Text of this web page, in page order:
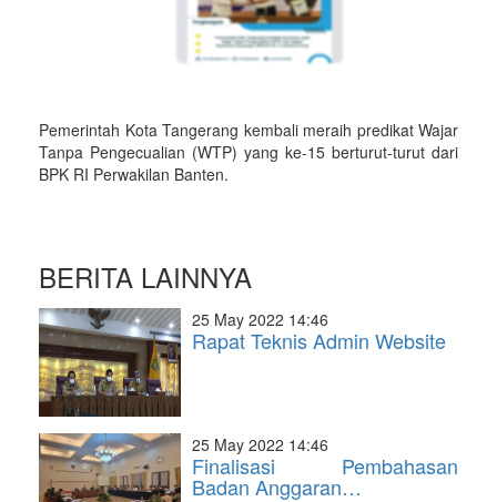
Pemerintah Kota Tangerang kembali meraih predikat Wajar
Tanpa Pengecualian (WTP) yang ke-15 berturut-turut dari
BPK RI Perwakilan Banten.
BERITA LAINNYA
25 May 2022 14:46
Rapat Teknis Admin Website
25 May 2022 14:46
Finalisasi Pembahasan
Badan Anggaran…